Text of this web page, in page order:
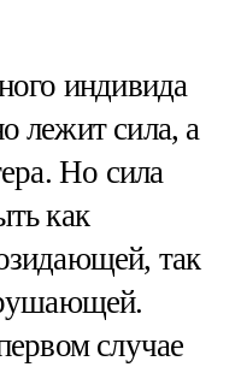
индивида
лежит сила, а
Но сила
как
так
случае